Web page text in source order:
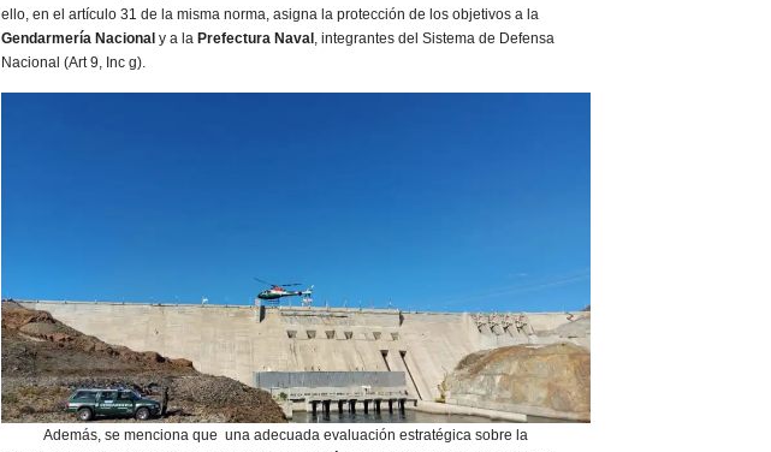
ello, en el artículo 31 de la misma norma, asigna la protección de los objetivos a la
Gendarmería Nacional y a la Prefectura Naval , integrantes del Sistema de Defensa
Nacional (Art 9, Inc g).
Además, se menciona que una adecuada evaluación estratégica sobre la